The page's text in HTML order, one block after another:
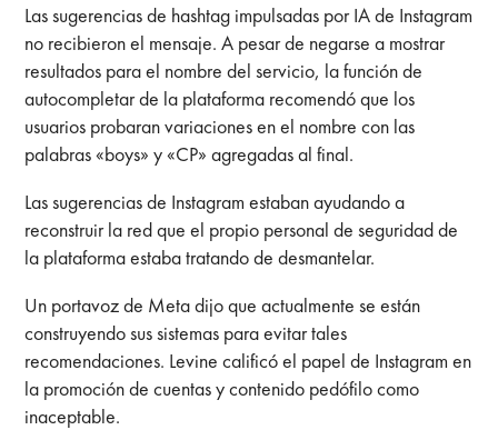
Las sugerencias de hashtag impulsadas por IA de Instagram
no recibieron el mensaje. A pesar de negarse a mostrar
resultados para el nombre del servicio, la función de
autocompletar de la plataforma recomendó que los
usuarios probaran variaciones en el nombre con las
palabras «boys» y «CP» agregadas al final.
Las sugerencias de Instagram estaban ayudando a
reconstruir la red que el propio personal de seguridad de
la plataforma estaba tratando de desmantelar.
Un portavoz de Meta dijo que actualmente se están
construyendo sus sistemas para evitar tales
recomendaciones. Levine calificó el papel de Instagram en
la promoción de cuentas y contenido pedófilo como
inaceptable.